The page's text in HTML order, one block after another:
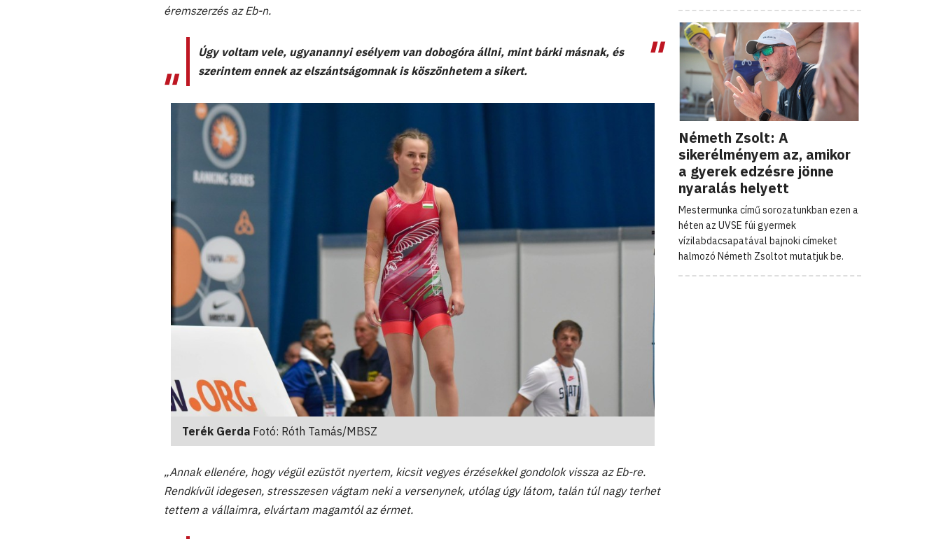
éremszerzés az Eb-n.
Úgy voltam vele, ugyanannyi esélyem van dobogóra állni, mint bárki másnak, és
szerintem ennek az elszántságomnak is köszönhetem a sikert.
Terék Gerda Fotó: Róth Tamás/MBSZ
„Annak ellenére, hogy végül ezüstöt nyertem, kicsit vegyes érzésekkel gondolok vissza az Eb-re.
Rendkívül idegesen, stresszesen vágtam neki a versenynek, utólag úgy látom, talán túl nagy terhet
tettem a vállaimra, elvártam magamtól az érmet.
Németh Zsolt: A
sikerélményem az, amikor
a gyerek edzésre jönne
nyaralás helyett
Mestermunka című sorozatunkban ezen a
héten az UVSE fúi gyermek
vízilabdacsapatával bajnoki címeket
halmozó Németh Zsoltot mutatjuk be.